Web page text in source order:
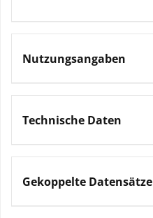
Nutzungsangaben
Technische Daten
Gekoppelte Datensätze